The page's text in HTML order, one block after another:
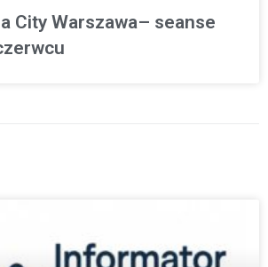
City Warszawa– seanse